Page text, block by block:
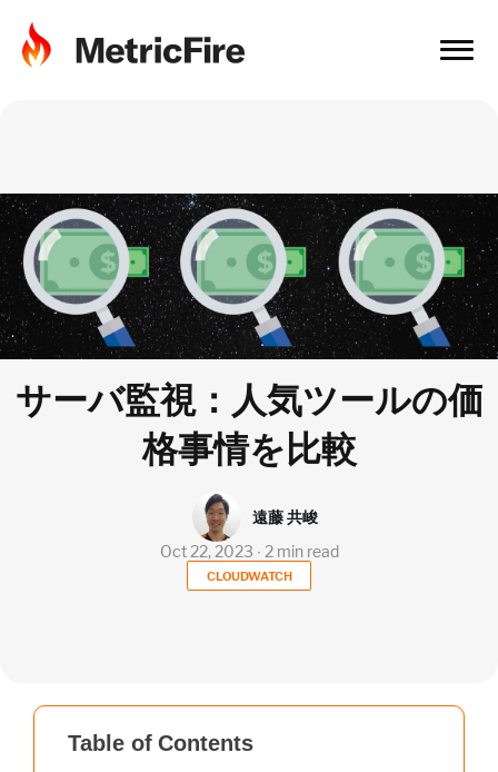
サーバ監視：人気ツールの価
格事情を比較
CLOUDWATCH
Oct 22, 2023 ∙ 2 min read
遠藤 共峻
Table of Contents